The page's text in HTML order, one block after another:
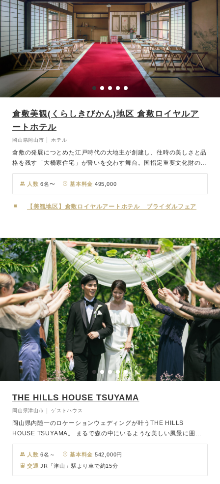
倉敷美観(くらしきびかん)地区 倉敷ロイヤルア
ートホテル
岡山県岡山市 │ ホテル
倉敷の発展につとめた江戸時代の大地主が創建し、往時の美しさと品
格を残す「大橋家住宅」が誓いを交わす舞台。国指定重要文化財の由
緒ある邸宅での人前式は隣接するホテルだから実現できる特別な契り
のかたちです。
人数 6名〜 基本料金 495,000
【美観地区】倉敷ロイヤルアートホテル ブライダルフェア
THE HILLS HOUSE TSUYAMA
岡山県津山市 │ ゲストハウス
岡山県内随一のロケーションウェディングが叶うTHE HILLS
HOUSE TSUYAMA。 まるで森の中にいるような美しい風景に囲ま
れたガーデンと、自然光が降り注ぐガラス張りの披露宴会場が魅力。
広大な敷地に佇む丘の上のレストランで、一日一組限定の貸切邸宅ウ
ェディング会場で特別な日をお過ごしいただけます。
人数 6名～ 基本料金 542,000円
交通 JR「津山」駅より車で約15分